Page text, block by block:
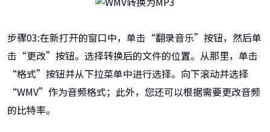
步骤03:在新打开的窗口中，单击“翻录音乐”按钮，然后单
击“更改”按钮。选择转换后的文件的位置。从那里，单击
“格式”按钮并从下拉菜单中进行选择。向下滚动并选择
“WMV”作为音频格式；此外，您还可以根据需要更改音频
的比特率。